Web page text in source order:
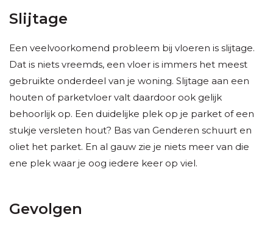
Slijtage
Een veelvoorkomend probleem bij vloeren is slijtage.
Dat is niets vreemds, een vloer is immers het meest
gebruikte onderdeel van je woning. Slijtage aan een
houten of parketvloer valt daardoor ook gelijk
behoorlijk op. Een duidelijke plek op je parket of een
stukje versleten hout? Bas van Genderen schuurt en
oliet het parket. En al gauw zie je niets meer van die
ene plek waar je oog iedere keer op viel.
Gevolgen